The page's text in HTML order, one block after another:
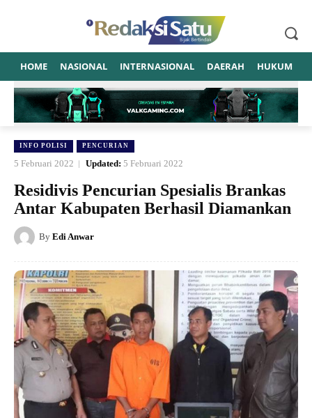
HOME NASIONAL INTERNASIONAL DAERAH HUKUM
INFO POLISI PENCURIAN
5 Februari 2022 Updated: 5 Februari 2022
Residivis Pencurian Spesialis Brankas
Antar Kabupaten Berhasil Diamankan
By Edi Anwar